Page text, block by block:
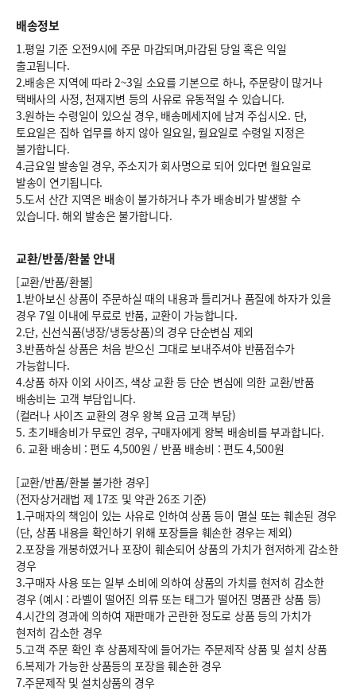
배송정보
1.평일 기준 오전9시에 주문 마감되며,마감된 당일 혹은 익일
출고됩니다.
2.배송은 지역에 따라 2~3일 소요를 기본으로 하나, 주문량이 많거나
택배사의 사정, 천재지변 등의 사유로 유동적일 수 있습니다.
3.원하는 수령일이 있으실 경우, 배송메세지에 남겨 주십시오. 단,
토요일은 집하 업무를 하지 않아 일요일, 월요일로 수령일 지정은
불가합니다.
4.금요일 발송일 경우, 주소지가 회사명으로 되어 있다면 월요일로
발송이 연기됩니다.
5.도서 산간 지역은 배송이 불가하거나 추가 배송비가 발생할 수
있습니다. 해외 발송은 불가합니다.
교환/반품/환불 안내
[교환/반품/환불]
1.받아보신 상품이 주문하실 때의 내용과 틀리거나 품질에 하자가 있을
경우 7일 이내에 무료로 반품, 교환이 가능합니다.
2.단, 신선식품(냉장/냉동상품)의 경우 단순변심 제외
3.반품하실 상품은 처음 받으신 그대로 보내주셔야 반품접수가
가능합니다.
4.상품 하자 이외 사이즈, 색상 교환 등 단순 변심에 의한 교환/반품
배송비는 고객 부담입니다.
(컬러나 사이즈 교환의 경우 왕복 요금 고객 부담)
5. 초기배송비가 무료인 경우, 구매자에게 왕복 배송비를 부과합니다.
6.교환 배송비 : 편도 4,500원 / 반품 배송비 : 편도 4,500원
[교환/반품/환불 불가한 경우]
(전자상거래법 제 17조 및 약관 26조 기준)
1.구매자의 책임이 있는 사유로 인하여 상품 등이 멸실 또는 훼손된 경우
(단, 상품 내용을 확인하기 위해 포장들을 훼손한 경우는 제외)
2.포장을 개봉하였거나 포장이 훼손되어 상품의 가치가 현저하게 감소한
경우
3.구매자 사용 또는 일부 소비에 의하여 상품의 가치를 현저히 감소한
경우 (예시 : 라벨이 떨어진 의류 또는 태그가 떨어진 명품관 상품 등)
4.시간의 경과에 의하여 재판매가 곤란한 정도로 상품 등의 가치가
현저히 감소한 경우
5.고객 주문 확인 후 상품제작에 들어가는 주문제작 상품 및 설치 상품
6.복제가 가능한 상품등의 포장을 훼손한 경우
7.주문제작 및 설치상품의 경우